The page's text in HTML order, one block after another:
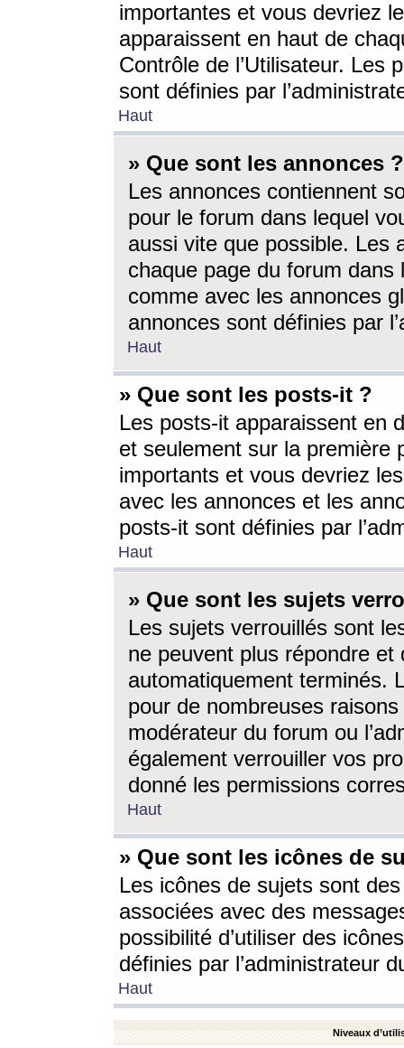
importantes et vous devriez
apparaissent en haut de
Contrôle de l’Utilisateur. Les
sont définies par
Haut
» Que sont les annonces ?
Les annonces contiennent
pour le forum dans lequel
aussi vite que possible. Les
chaque page du forum dans
comme avec les annonces
annonces sont définies par
Haut
» Que sont les posts-it ?
Les posts-it apparaissent en
et seulement sur la première
importants et vous devriez
avec les annonces et les
posts-it sont définies par
Haut
» Que sont les sujets
Les sujets verrouillés sont
ne peuvent plus répondre
automatiquement terminés.
pour de nombreuses
modérateur du forum ou
également verrouiller vos
donné les permissions
Haut
» Que sont les icônes de
Les icônes de sujets sont
associées avec des
possibilité d’utiliser des
définies par l’administrateur
Haut
Niveaux